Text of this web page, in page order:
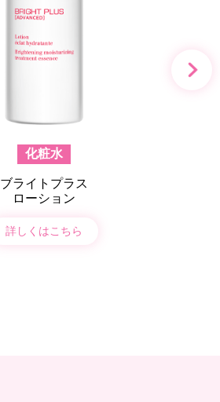
化粧水
ブライトプラス
ローション
詳しくはこちら